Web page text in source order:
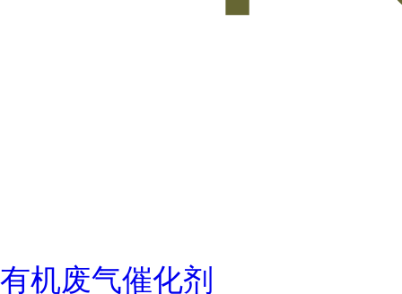
有机废气催化剂